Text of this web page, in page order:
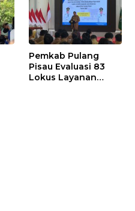
Pemkab Pulang
Pisau Evaluasi 83
Lokus Layanan